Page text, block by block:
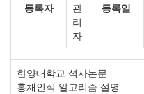
등록자
관
리
자
등록일
한양대학교 석사논문
홍채인식 알고리즘 설명